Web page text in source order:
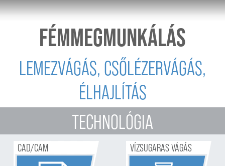
FÉMMEGMUNKÁLÁS
LEMEZVÁGÁS, CSŐLÉZERVÁGÁS,
ÉLHAJLÍTÁS
TECHNOLÓGIA
CAD/CAM VÍZSUGARASVÁGÁS